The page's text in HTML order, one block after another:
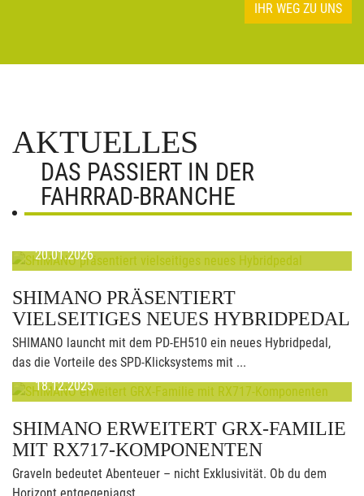
IHR WEG ZU UNS
AKTUELLES
DAS PASSIERT IN DER
FAHRRAD-BRANCHE
20.01.2026
SHIMANO PRÄSENTIERT
VIELSEITIGES NEUES HYBRIDPEDAL
SHIMANO launcht mit dem PD-EH510 ein neues Hybridpedal,
das die Vorteile des SPD-Klicksystems mit ...
18.12.2025
SHIMANO ERWEITERT GRX-FAMILIE
MIT RX717-KOMPONENTEN
Graveln bedeutet Abenteuer – nicht Exklusivität. Ob du dem